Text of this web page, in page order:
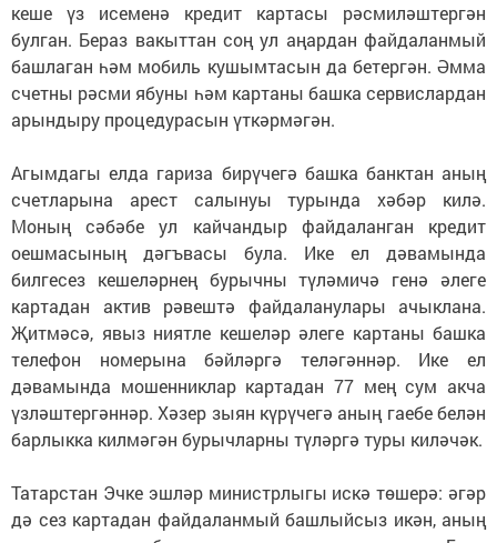
кеше үз исеменә кредит картасы рәсмиләштергән
булган. Бераз вакыттан соң ул аңардан файдаланмый
башлаган һәм мобиль кушымтасын да бетергән. Әмма
счетны рәсми ябуны һәм картаны башка сервислардан
арындыру процедурасын үткәрмәгән.
Агымдагы елда гариза бирүчегә башка банктан аның
счетларына арест салынуы турында хәбәр килә.
Моның сәбәбе ул кайчандыр файдаланган кредит
оешмасының дәгъвасы була. Ике ел дәвамында
билгесез кешеләрнең бурычны түләмичә генә әлеге
картадан актив рәвештә файдаланулары ачыклана.
Җитмәсә, явыз ниятле кешеләр әлеге картаны башка
телефон номерына бәйләргә теләгәннәр. Ике ел
дәвамында мошенниклар картадан 77 мең сум акча
үзләштергәннәр. Хәзер зыян күрүчегә аның гаебе белән
барлыкка килмәгән бурычларны түләргә туры киләчәк.
Татарстан Эчке эшләр министрлыгы искә төшерә: әгәр
дә сез картадан файдаланмый башлыйсыз икән, аның